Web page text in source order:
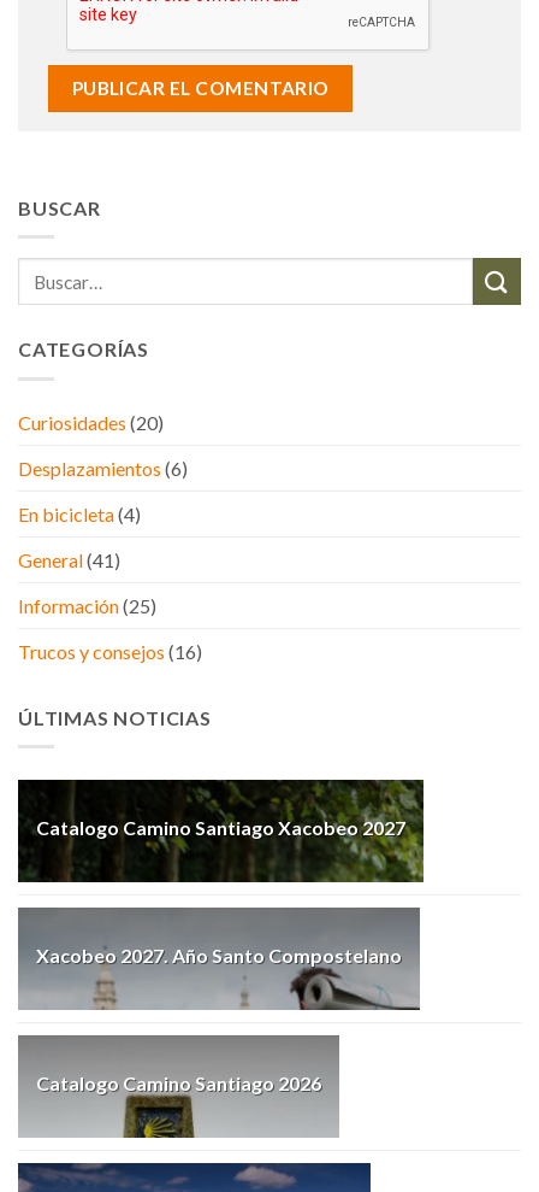
BUSCAR
CATEGORÍAS
Curiosidades (20)
Desplazamientos (6)
En bicicleta(4)
General(41)
Información(25)
Trucos y consejos (16)
ÚLTIMAS NOTICIAS
Catalogo Camino Santiago Xacobeo 2027
Xacobeo 2027. Año Santo Compostelano
Catalogo Camino Santiago 2026